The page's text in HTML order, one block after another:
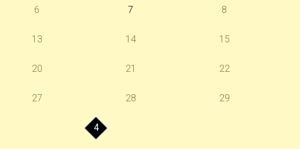
6 7 8
13 14 15
20 21 22
27 28 29
4